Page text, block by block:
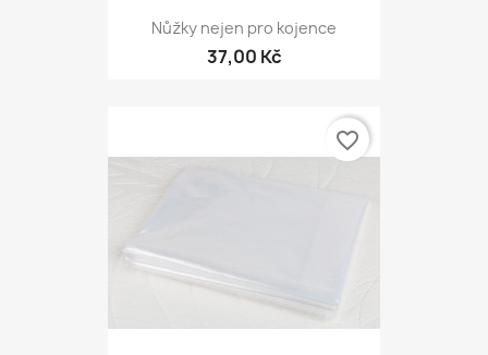
Nůžky nejen pro kojence
37,00 Kč
favorite_border